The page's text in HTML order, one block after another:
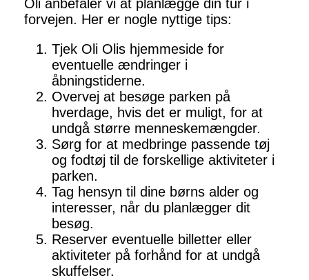
Oli anbefaler vi at planlægge din tur i
forvejen. Her er nogle nyttige tips:
Tjek Oli Olis hjemmeside for
eventuelle ændringer i
åbningstiderne.
Overvej at besøge parken på
hverdage, hvis det er muligt, for at
undgå større menneskemængder.
Sørg for at medbringe passende tøj
og fodtøj til de forskellige aktiviteter i
parken.
Tag hensyn til dine børns alder og
interesser, når du planlægger dit
besøg.
Reserver eventuelle billetter eller
aktiviteter på forhånd for at undgå
skuffelser.